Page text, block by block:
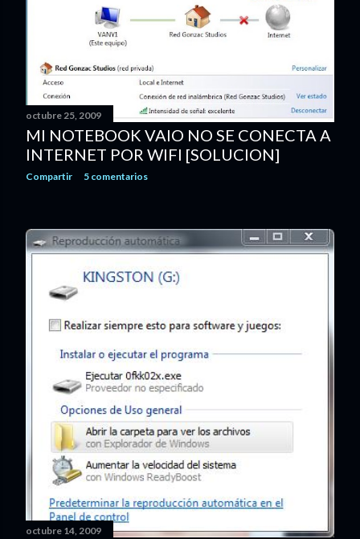
octubre 25, 2009
MI NOTEBOOK VAIO NO SE CONECTA A
INTERNET POR WIFI [SOLUCION]
Compartir 5 comentarios
octubre 14, 2009